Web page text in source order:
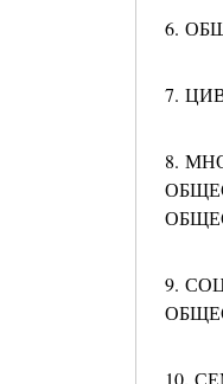
6.
7.
8.
9.
10.